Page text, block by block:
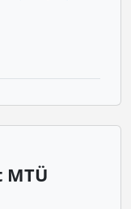
MTÜ